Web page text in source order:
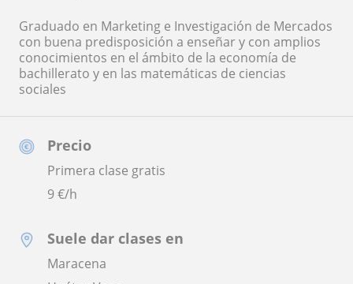
Precio
Primera clase gratis
9€/h
Suele dar clases en
Maracena
Graduado en Marketing e Investigación de Mercados
con buena predisposición a enseñar y con amplios
conocimientos en el ámbito de la economía de
bachillerato y en las matemáticas de ciencias
sociales